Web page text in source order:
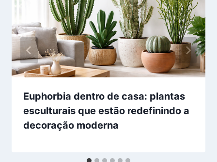
Euphorbia dentro de casa: plantas
esculturais que estão redefinindo a
decoração moderna